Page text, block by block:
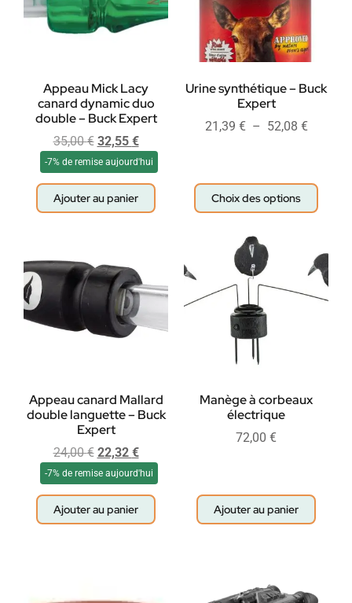
Appeau Mick Lacy
canard dynamic duo
double – Buck Expert
35,00€ 32,55 €
-7% de remise aujourd'hui
Ajouter au panier
Urine synthétique – Buck
Expert
21,39 € – 52,08 €
Choix des options
Appeau canard Mallard
double languette – Buck
Expert
24,00€ 22,32 €
-7% de remise aujourd'hui
Ajouter au panier
Manège à corbeaux
électrique
72,00 €
Ajouter au panier